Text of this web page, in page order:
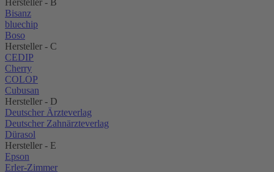
Hersteller - B
Bisanz
bluechip
Boso
Hersteller - C
CEDIP
Cherry
COLOP
Cubusan
Hersteller - D
Deutscher Ärzteverlag
Deutscher Zahnärzteverlag
Dürasol
Hersteller - E
Epson
Erler-Zimmer